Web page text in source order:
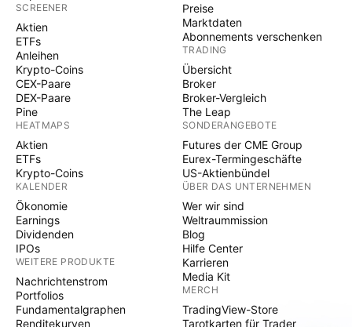
SCREENER
Aktien
ETFs
Anleihen
Krypto-Coins
CEX-Paare
DEX-Paare
Pine
HEATMAPS
Aktien
ETFs
Krypto-Coins
KALENDER
Ökonomie
Earnings
Dividenden
IPOs
WEITERE PRODUKTE
Nachrichtenstrom
Portfolios
Fundamentalgraphen
Renditekurven
Preise
Marktdaten
Abonnements verschenken
TRADING
Übersicht
Broker
Broker-Vergleich
The Leap
SONDERANGEBOTE
Futures der CME Group
Eurex-Termingeschäfte
US-Aktienbündel
ÜBER DAS UNTERNEHMEN
Wer wir sind
Weltraummission
Blog
Hilfe Center
Karrieren
Media Kit
MERCH
TradingView-Store
Tarotkarten für Trader